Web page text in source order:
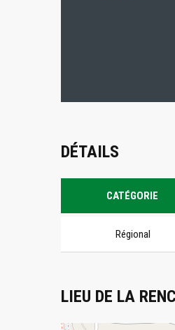
DÉTAILS
CATÉGORIE
Régional
LIEU DE LA